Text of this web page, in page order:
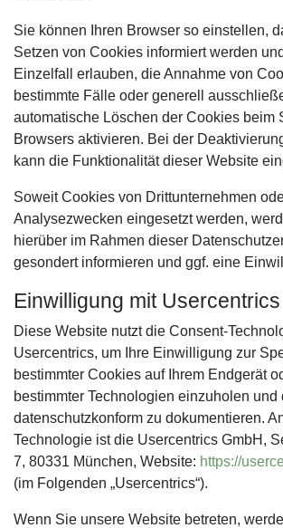
Sie können Ihren Browser so einstellen,
Setzen von Cookies informiert werden
Einzelfall erlauben, die Annahme von
bestimmte Fälle oder generell
automatische Löschen der Cookies beim
Browsers aktivieren. Bei der
kann die Funktionalität dieser Website
Soweit Cookies von Drittunternehmen
Analysezwecken eingesetzt werden,
hierüber im Rahmen dieser
gesondert informieren und ggf. eine
Einwilligung mit Usercentrics
Diese Website nutzt die Consent-
Usercentrics, um Ihre Einwilligung zur
bestimmter Cookies auf Ihrem Endgerät
bestimmter Technologien einzuholen und
datenschutzkonform zu dokumentieren.
Technologie ist die Usercentrics GmbH,
7, 80331 München, Website: https://
(im Folgenden „Usercentrics“).
Wenn Sie unsere Website betreten,